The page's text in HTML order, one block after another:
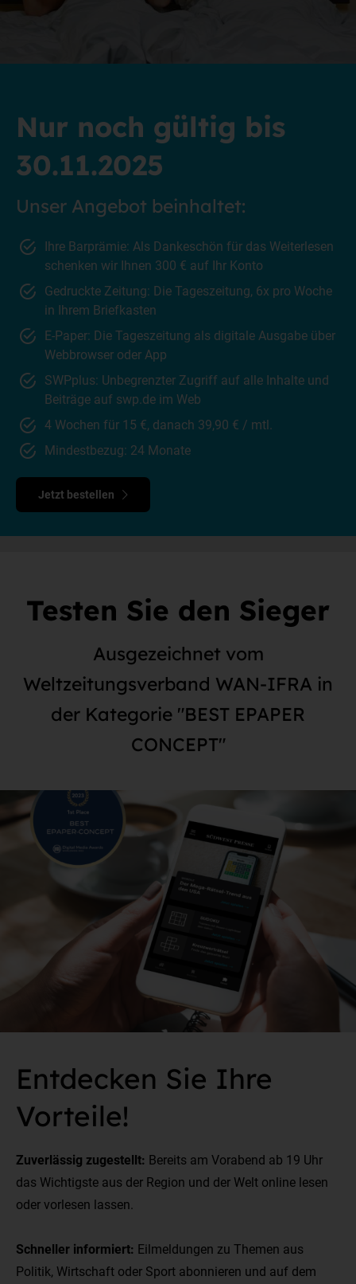
Nur noch gültig bis
30.11.2025
Unser Angebot beinhaltet:
Ihre Barprämie: Als Dankeschön für das Weiterlesen
schenken wir Ihnen 300 € auf Ihr Konto
Gedruckte Zeitung: Die Tageszeitung, 6x pro Woche
in Ihrem Briefkasten
E-Paper: Die Tageszeitung als digitale Ausgabe über
Webbrowser oder App
SWPplus: Unbegrenzter Zugriff auf alle Inhalte und
Beiträge auf swp.de im Web
4 Wochen für 15 €, danach 39,90 € / mtl.
Mindestbezug: 24 Monate
Jetzt bestellen
Testen Sie den Sieger
Ausgezeichnet vom
Weltzeitungsverband WAN-IFRA in
der Kategorie "BEST EPAPER
CONCEPT"
Entdecken Sie Ihre
Vorteile!
Zuverlässig zugestellt: Bereits am Vorabend ab 19 Uhr
das Wichtigste aus der Region und der Welt online lesen
oder vorlesen lassen.
Schneller informiert: Eilmeldungen zu Themen aus
Politik, Wirtschaft oder Sport abonnieren und auf dem